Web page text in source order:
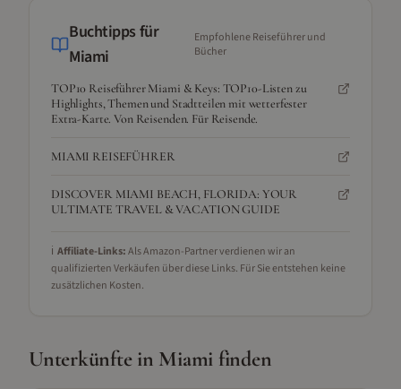
Buchtipps für
Miami
Empfohlene Reiseführer und
Bücher
TOP10 Reiseführer Miami & Keys: TOP10-Listen zu
Highlights, Themen und Stadtteilen mit wetterfester
Extra-Karte. Von Reisenden. Für Reisende.
MIAMI REISEFÜHRER
DISCOVER MIAMI BEACH, FLORIDA: YOUR
ULTIMATE TRAVEL & VACATION GUIDE
ℹ️ Affiliate-Links:Als Amazon-Partner verdienen wir an
qualifizierten Verkäufen über diese Links. Für Sie entstehen keine
zusätzlichen Kosten.
Unterkünfte in Miami finden